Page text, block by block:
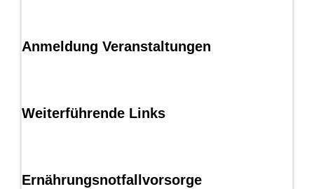
Anmeldung Veranstaltungen
Weiterführende Links
Ernährungsnotfallvorsorge